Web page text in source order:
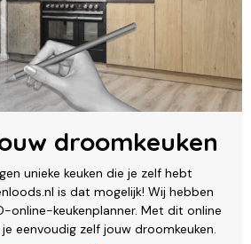
droomkeuken
unieke keuken die je zelf hebt
is dat mogelijk! Wij hebben
online-keukenplanner. Met dit online
eenvoudig zelf jouw droomkeuken.